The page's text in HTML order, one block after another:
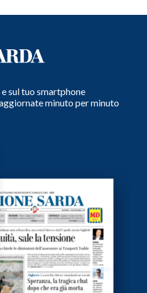
sul tuo smartphone
minuto per minuto